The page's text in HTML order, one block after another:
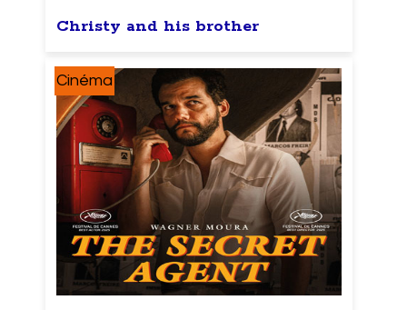
Christy and his brother
Cinéma